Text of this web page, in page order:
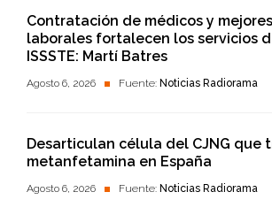
Contratación de médicos y
laborales fortalecen los servicios
ISSSTE: Martí Batres
Agosto 6, 2026 Fuente: Noticias Radiorama
Desarticulan célula del CJNG que
metanfetamina en España
Agosto 6, 2026 Fuente: Noticias Radiorama